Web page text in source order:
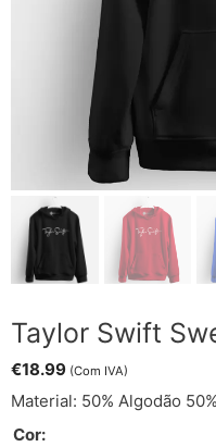
Taylor Swift
€18.99 (Com IVA)
Material: 50% Algodão
Cor: